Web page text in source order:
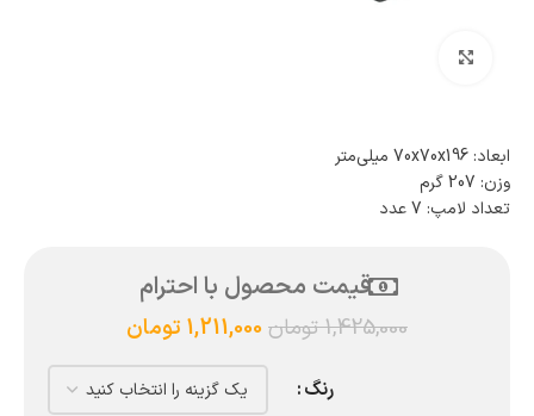
ابعاد: 70x70x196 میلی‌متر
وزن: 207 گرم
تعداد لامپ: 7 عدد
قیمت محصول با احترام
1,425,000تومان 1,211,000 تومان
رنگ